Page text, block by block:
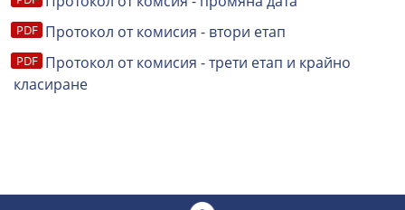
Протокол от комисия - втори етап
Протокол от комисия - трети етап и крайно
класиране